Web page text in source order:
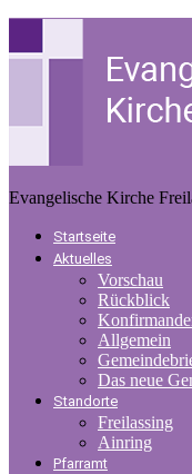
Evangelische Kirche
Startseite
Aktuelles
Vorschau
Rückblick
Allgemein
Das neue
Standorte
Freilassing
Ainring
Pfarramt